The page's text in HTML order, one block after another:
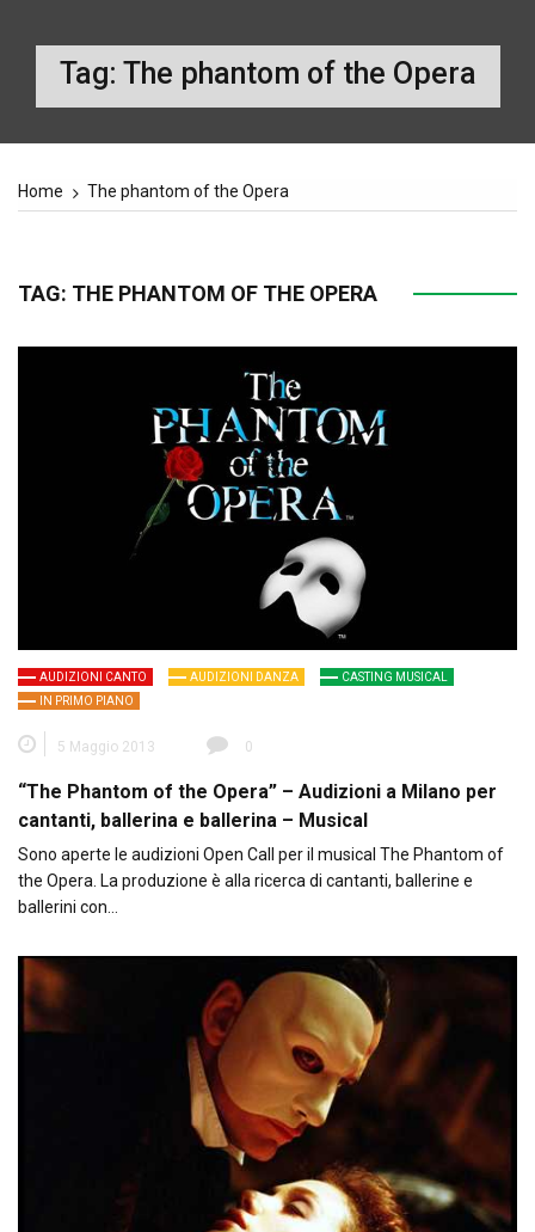
Tag: The phantom of the Opera
Home The phantom of the Opera
TAG: THE PHANTOM OF THE OPERA
AUDIZIONI CANTO AUDIZIONI DANZA
CASTING MUSICAL
IN PRIMO PIANO
5 Maggio 2013 0
“The Phantom of the Opera” – Audizioni a Milano per
cantanti, ballerina e ballerina – Musical
Sono aperte le audizioni Open Call per il musical The Phantom of
the Opera. La produzione è alla ricerca di cantanti, ballerine e
ballerini con…